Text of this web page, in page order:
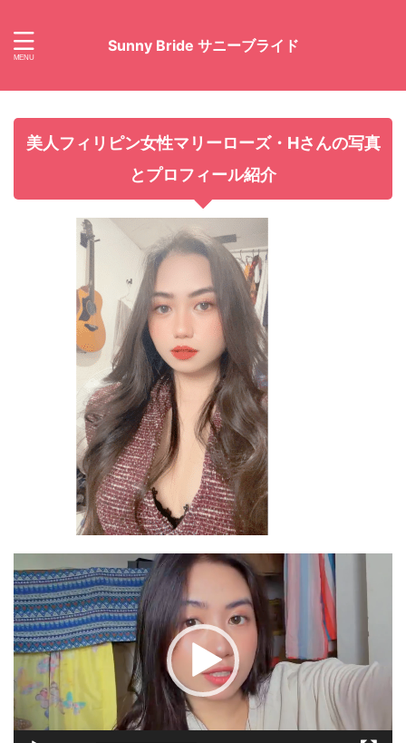
Sunny Bride サニーブライド
美人フィリピン女性マリーローズ・Hさんの写真
とプロフィール紹介
Player